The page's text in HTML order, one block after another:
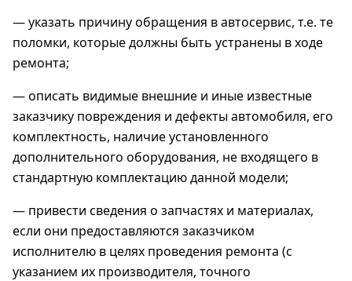
— указать причину обращения в автосервис, т.е. те
поломки, которые должны быть устранены в ходе
ремонта;
— описать видимые внешние и иные известные
заказчику повреждения и дефекты автомобиля, его
комплектность, наличие установленного
дополнительного оборудования, не входящего в
стандартную комплектацию данной модели;
— привести сведения о запчастях и материалах,
если они предоставляются заказчиком
исполнителю в целях проведения ремонта (с
указанием их производителя, точного